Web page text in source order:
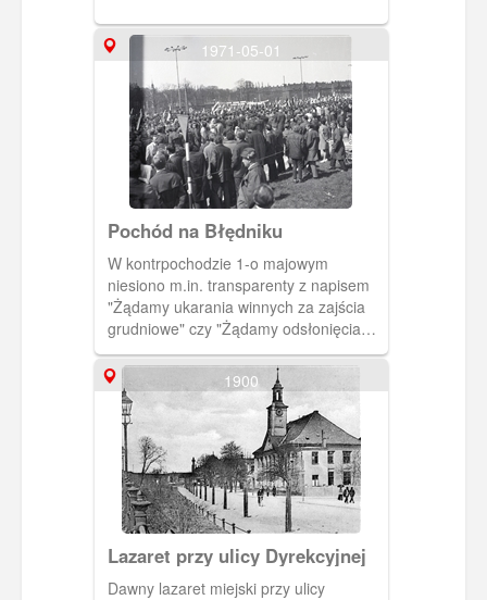
Ospy) czyli ośrodka szpitalno-
przytułkowego działającego w Gdańsku
od początków XVI wieku. Budynek
przez kilka miesięcy 1920 r. był siedzibą
sztabu francusko-brytyjskich wojsk
rozjemczych, w wyniku powstania
Wolnego Miasta Gdańska. Z prawej
strony wiadukt nad torami kolejowymi,
zwany Błędnikiem po dawnym ogrodzie
1971-05-01
Pochód na Błędniku
W kontrpochodzie 1-o majowym
niesiono m.in. transparenty z napisem
"Żądamy ukarania winnych za zajścia
grudniowe" czy "Żądamy odsłonięcia
tablicy ku czci poległych stoczniowców
S.G.". Autor: Marek Kaliszczak
1900
Lazaret przy ulicy Dyrekcyjnej
Dawny lazaret miejski przy ulicy